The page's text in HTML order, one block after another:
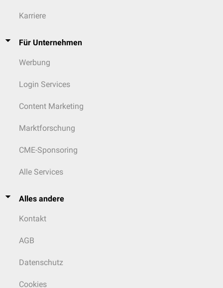
Karriere
Für Unternehmen
Werbung
Login Services
Content Marketing
Marktforschung
CME-Sponsoring
Alle Services
Alles andere
Kontakt
AGB
Datenschutz
Cookies